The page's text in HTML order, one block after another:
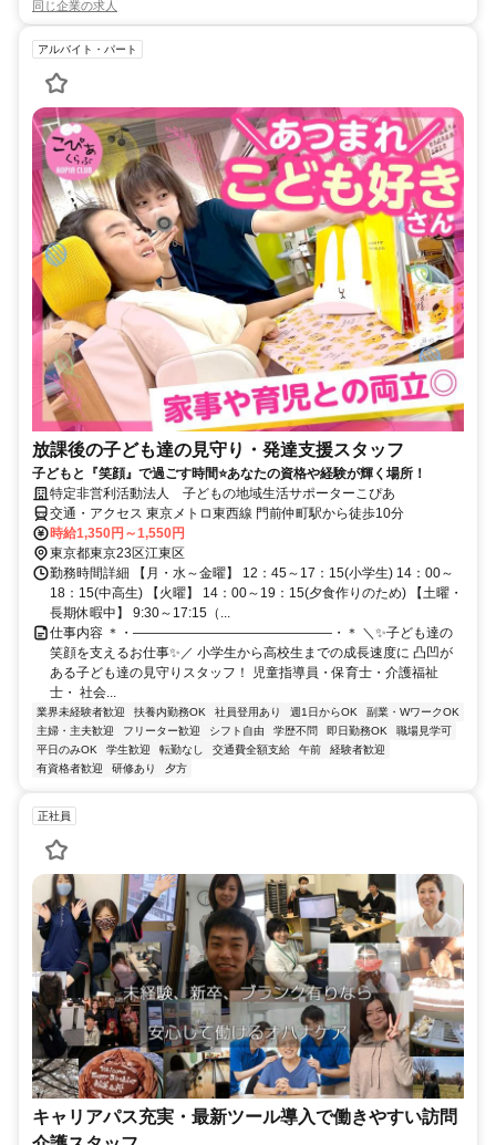
同じ企業の求人
アルバイト・パート
放課後の子ども達の見守り・発達支援スタッフ
子どもと『笑顔』で過ごす時間⭐あなたの資格や経験が輝く場所！
特定非営利活動法人 子どもの地域生活サポーターこぴあ
交通・アクセス 東京メトロ東西線 門前仲町駅から徒歩10分
時給1,350円～1,550円
東京都東京23区江東区
勤務時間詳細 【月・水～金曜】 12：45～17：15(小学生) 14：00～
18：15(中高生) 【火曜】 14：00～19：15(夕食作りのため) 【土曜・
長期休暇中】 9:30～17:15（...
仕事内容 ＊・―――――――――――――――・＊ ＼✨子ども達の
笑顔を支えるお仕事✨／ 小学生から高校生までの成長速度に 凸凹が
ある子ども達の見守りスタッフ！ 児童指導員・保育士・介護福祉
士・ 社会...
業界未経験者歓迎 扶養内勤務OK 社員登用あり 週1日からOK
副業・WワークOK
主婦・主夫歓迎
フリーター歓迎 シフト自由 学歴不問 即日勤務OK
職場見学可
平日のみOK
学生歓迎 転勤なし 交通費全額支給 午前
経験者歓迎
有資格者歓迎
研修あり 夕方
正社員
キャリアパス充実・最新ツール導入で働きやすい訪問